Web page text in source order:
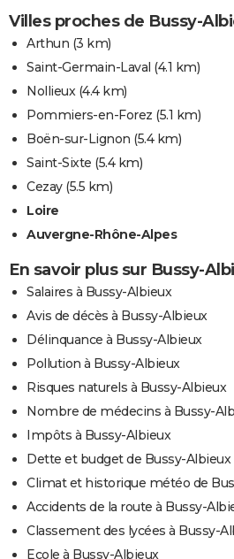
Villes proches de Bussy-
Arthun (3 km)
Saint-Germain-Laval (4.1 km)
Nollieux(4.4 km)
Pommiers-en-Forez (5.1 km)
Boën-sur-Lignon (5.4 km)
Saint-Sixte (5.4 km)
Cezay(5.5 km)
Loire
Auvergne-Rhône-Alpes
En savoir plus sur Bussy-
Salaires à Bussy-Albieux
Avis de décès à Bussy-Albieux
Délinquance à Bussy-Albieux
Pollution à Bussy-Albieux
Risques naturels à Bussy-Albieux
Nombre de médecins à Bussy-
Impôts à Bussy-Albieux
Dette et budget de Bussy-Albieux
Climat et historique météo de
Accidents de la route à Bussy-
Classement des lycées à Bussy-
Ecole à Bussy-Albieux